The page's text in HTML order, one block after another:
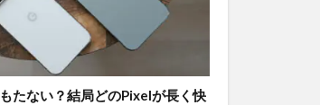
たない？結局どのPixelが長く快